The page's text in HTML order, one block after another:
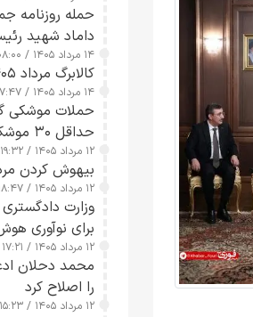
حمله روزنامه
داماد شهید
۱۴ مرداد ۱۴۰۵ / ۰۸:۰۰
کالابرگ مرداد ۱۴۰۵ از فردا برای این کدهای ملی شارژ می‌شود
۱۴ مرداد ۱۴۰۵ / ۰۷:۴۷
حملات موشکی
حداقل ۳۰ موشک بالستیک+ ویدیو
۱۲ مرداد ۱۴۰۵ / ۱۹:۳۲
بیهوش کردن
۱۲ مرداد ۱۴۰۵ / ۱۸:۴۷
برای نوآوری
۱۲ مرداد ۱۴۰۵ / ۱۷:۲۱
محمد دحلان
را اصلاح کرد
۱۲ مرداد ۱۴۰۵ / ۱۵:۲۳